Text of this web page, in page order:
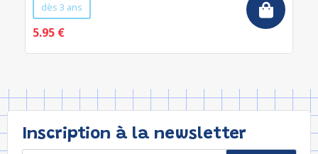
dès 3 ans
5.95 €
Inscription à la newsletter